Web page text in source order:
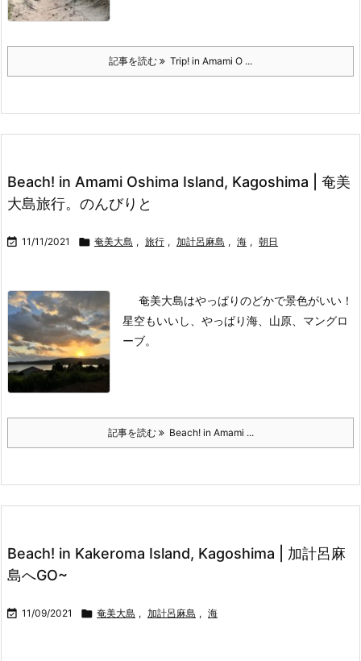
記事を読む Trip! in Amami O ...
Beach! in Amami Oshima Island, Kagoshima | 奄美
大島旅行。のんびりと
 11/11/2021  奄美大島 , 旅行 , 加計呂麻島 , 海 , 朝日
奄美大島はやっぱりのどかで景色がいい！
星空もいいし、やっぱり海、山原、マングロ
ーブ。
記事を読む Beach! in Amami ...
Beach! in Kakeroma Island, Kagoshima | 加計呂麻
島へGO~
 11/09/2021  奄美大島 , 加計呂麻島 , 海